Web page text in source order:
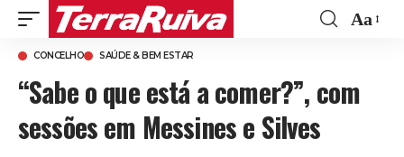
Aa
CONCELHO SAÚDE & BEM ESTAR
“Sabe o que está a comer?”, com
sessões em Messines e Silves